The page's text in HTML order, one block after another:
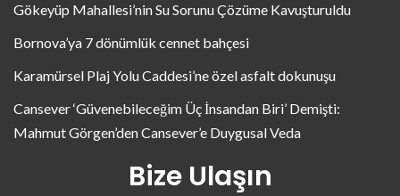
Gökeyüp Mahallesi’nin Su Sorunu Çözüme Kavuşturuldu
Bornova’ya 7 dönümlük cennet bahçesi
Karamürsel Plaj Yolu Caddesi’ne özel asfalt dokunuşu
Cansever ‘Güvenebileceğim Üç İnsandan Biri’ Demişti:
Mahmut Görgen’den Cansever’e Duygusal Veda
Bize Ulaşın